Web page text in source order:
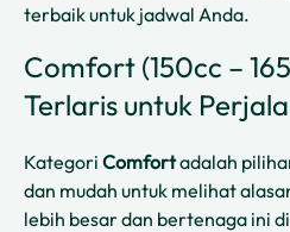
terbaik untuk jadwal Anda.
Comfort (150cc –
Terlaris untuk
Kategori Comfortadalah
dan mudah untuk melihat
lebih besar dan bertenaga ini